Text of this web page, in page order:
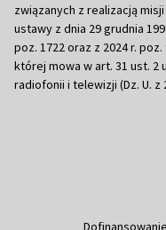
związanych z realizacją
ustawy z dnia 29 grudnia
poz. 1722 oraz z 2024 r.
której mowa w art. 31 ust. 2
radiofonii i telewizji (Dz. U. z